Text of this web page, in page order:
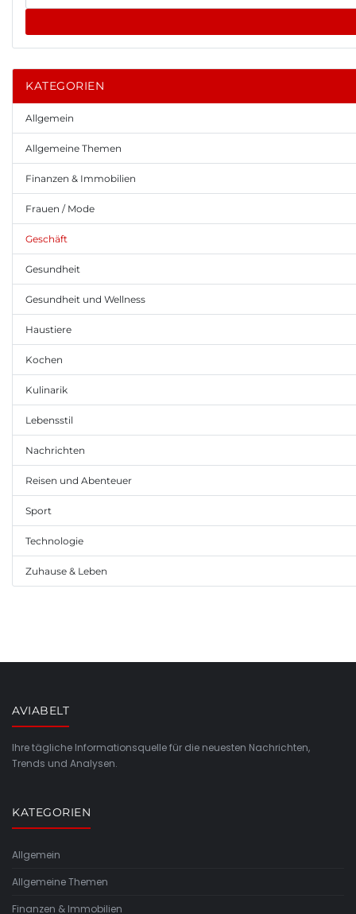
KATEGORIEN
Allgemein
Allgemeine Themen
Finanzen & Immobilien
Frauen / Mode
Geschäft
Gesundheit
Gesundheit und Wellness
Haustiere
Kochen
Kulinarik
Lebensstil
Nachrichten
Reisen und Abenteuer
Sport
Technologie
Zuhause & Leben
AVIABELT
Ihre tägliche Informationsquelle für die neuesten Nachrichten,
Trends und Analysen.
KATEGORIEN
Allgemein
Allgemeine Themen
Finanzen & Immobilien